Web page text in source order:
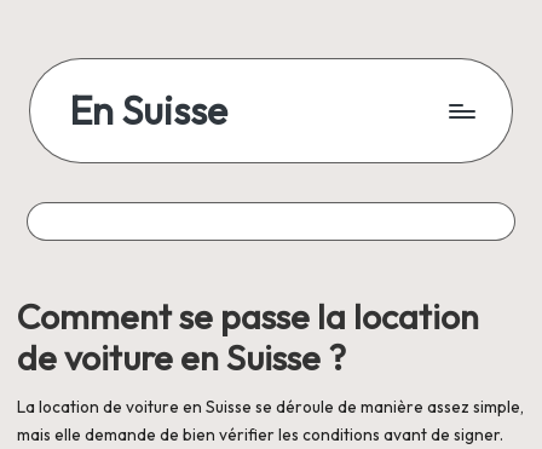
content
En Suisse
Comment se passe la location
de voiture en Suisse ?
La location de voiture en Suisse se déroule de manière assez simple,
mais elle demande de bien vérifier les conditions avant de signer.